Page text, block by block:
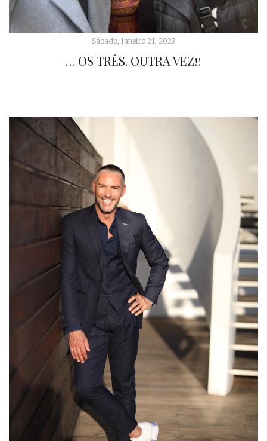
Sábado, Janeiro 21, 2023
… OS TRÊS. OUTRA VEZ!!